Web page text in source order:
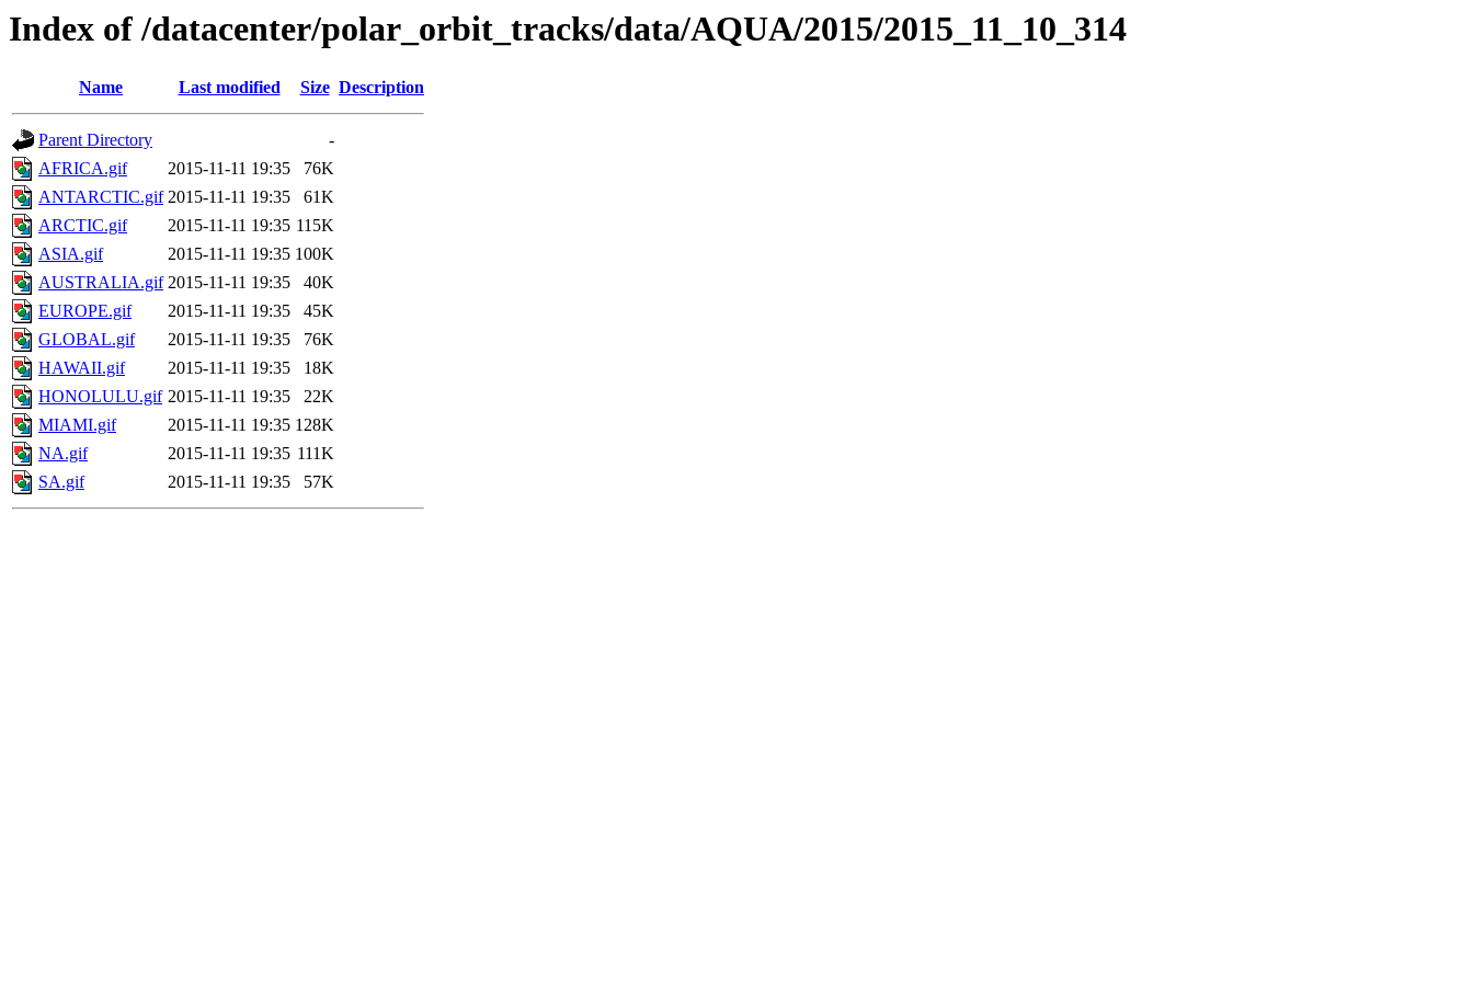
Index of /datacenter/polar_orbit_tracks/data/AQUA/2015/2015_11_10_314
Name Last modified Size Description
Parent Directory
-
AFRICA.gif
2015-11-11 19:35
76K
ANTARCTIC.gif 2015-11-11 19:35
61K
ARCTIC.gif
2015-11-11 19:35 115K
ASIA.gif
2015-11-11 19:35 100K
AUSTRALIA.gif 2015-11-11 19:35
40K
EUROPE.gif
2015-11-11 19:35
45K
GLOBAL.gif
2015-11-11 19:35
76K
HAWAII.gif
2015-11-11 19:35
18K
HONOLULU.gif 2015-11-11 19:35
22K
MIAMI.gif
2015-11-11 19:35 128K
NA.gif
2015-11-11 19:35 111K
SA.gif
2015-11-11 19:35 57K